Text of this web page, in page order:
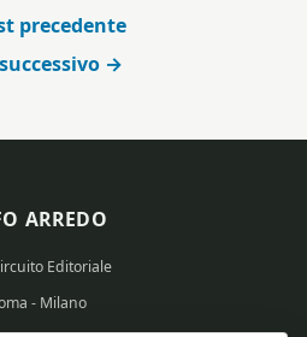
precedente
→
ARREDO
Editoriale
- Milano